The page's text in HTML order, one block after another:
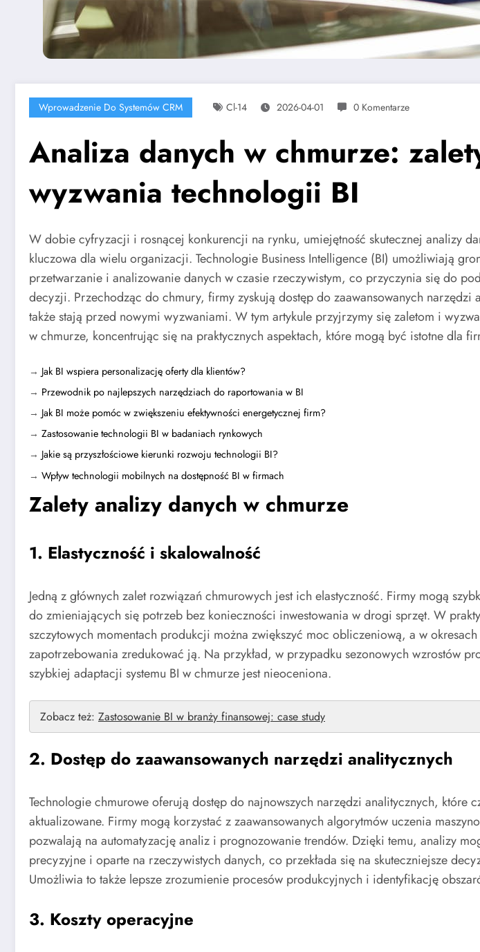
Wprowadzenie Do Systemów CRM Cl-14 2026-04-01 0 Komentarze
Analiza danych w chmurze:
wyzwania technologii BI
W dobie cyfryzacji i rosnącej konkurencji na rynku, umiejętność skutecznej analizy
kluczowa dla wielu organizacji. Technologie Business Intelligence (BI) umożliwiają
przetwarzanie i analizowanie danych w czasie rzeczywistym, co przyczynia się do
decyzji. Przechodząc do chmury, firmy zyskują dostęp do zaawansowanych narzędzi
także stają przed nowymi wyzwaniami. W tym artykule przyjrzymy się zaletom i
w chmurze, koncentrując się na praktycznych aspektach, które mogą być istotne dla
→ Jak BI wspiera personalizację oferty dla klientów?
→ Przewodnik po najlepszych narzędziach do raportowania w BI
→ Jak BI może pomóc w zwiększeniu efektywności energetycznej firm?
→ Zastosowanie technologii BI w badaniach rynkowych
→ Jakie są przyszłościowe kierunki rozwoju technologii BI?
→ Wpływ technologii mobilnych na dostępność BI w firmach
Zalety analizy danych w chmurze
1. Elastyczność i skalowalność
Jedną z głównych zalet rozwiązań chmurowych jest ich elastyczność. Firmy mogą
do zmieniających się potrzeb bez konieczności inwestowania w drogi sprzęt. W
szczytowych momentach produkcji można zwiększyć moc obliczeniową, a w
zapotrzebowania zredukować ją. Na przykład, w przypadku sezonowych wzrostów
szybkiej adaptacji systemu BI w chmurze jest nieoceniona.
Zobacz też: Zastosowanie BI w branży finansowej: case study
2. Dostęp do zaawansowanych narzędzi analitycznych
Technologie chmurowe oferują dostęp do najnowszych narzędzi analitycznych, które
aktualizowane. Firmy mogą korzystać z zaawansowanych algorytmów uczenia
pozwalają na automatyzację analiz i prognozowanie trendów. Dzięki temu, analizy
precyzyjne i oparte na rzeczywistych danych, co przekłada się na skuteczniejsze
Umożliwia to także lepsze zrozumienie procesów produkcyjnych i identyfikację
3. Koszty operacyjne